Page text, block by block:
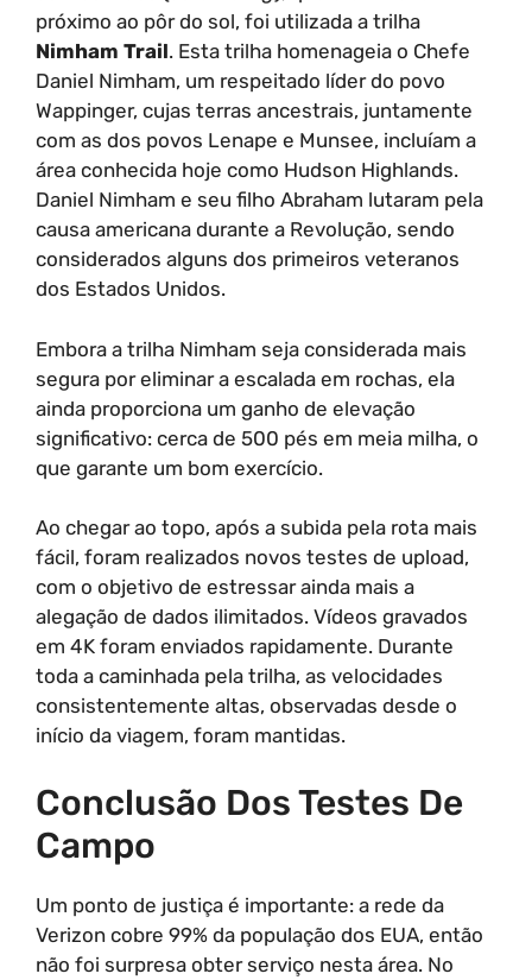
próximo ao pôr do sol, foi utilizada a trilha
Nimham Trail. Esta trilha homenageia o Chefe
Daniel Nimham, um respeitado líder do povo
Wappinger, cujas terras ancestrais, juntamente
com as dos povos Lenape e Munsee, incluíam a
área conhecida hoje como Hudson Highlands.
Daniel Nimham e seu filho Abraham lutaram pela
causa americana durante a Revolução, sendo
considerados alguns dos primeiros veteranos
dos Estados Unidos.
Embora a trilha Nimham seja considerada mais
segura por eliminar a escalada em rochas, ela
ainda proporciona um ganho de elevação
significativo: cerca de 500 pés em meia milha, o
que garante um bom exercício.
Ao chegar ao topo, após a subida pela rota mais
fácil, foram realizados novos testes de upload,
com o objetivo de estressar ainda mais a
alegação de dados ilimitados. Vídeos gravados
em 4K foram enviados rapidamente. Durante
toda a caminhada pela trilha, as velocidades
consistentemente altas, observadas desde o
início da viagem, foram mantidas.
Conclusão Dos Testes De
Campo
Um ponto de justiça é importante: a rede da
Verizon cobre 99% da população dos EUA, então
não foi surpresa obter serviço nesta área. No